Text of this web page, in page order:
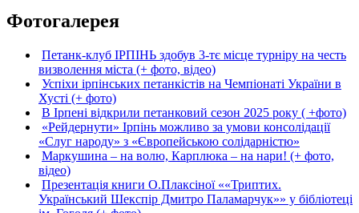
Фотогалерея
Петанк-клуб ІРПІНЬ здобув 3-тє місце турніру на честь
визволення міста (+ фото, відео)
Успіхи ірпінських петанкістів на Чемпіонаті України в
Хусті (+ фото)
В Ірпені відкрили петанковий сезон 2025 року ( +фото)
«Рейдернути» Ірпінь можливо за умови консолідації
«Слуг народу» з «Європейською солідарністю»
Маркушина – на волю, Карплюка – на нари! (+ фото,
відео)
Презентація книги О.Плаксіної ««Триптих.
Український Шекспір Дмитро Паламарчук»» у бібліотеці